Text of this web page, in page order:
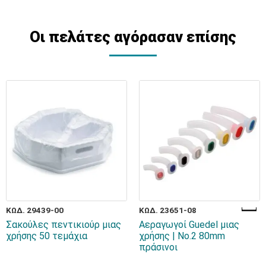
Οι πελάτες αγόρασαν επίσης
ΚΩΔ. 29439-00
Σακούλες πεντικιούρ μιας
χρήσης 50 τεμάχια
ΚΩΔ. 23651-08
Αεραγωγοί Guedel μιας
χρήσης | Νο.2 80mm
πράσινοι